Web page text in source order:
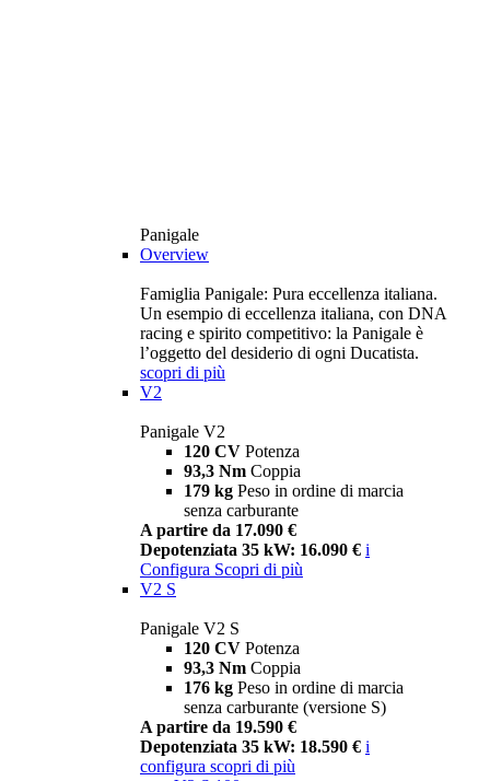
Panigale
Overview
Famiglia Panigale: Pura eccellenza italiana.
Un esempio di eccellenza italiana, con DNA
racing e spirito competitivo: la Panigale è
l’oggetto del desiderio di ogni Ducatista.
scopri di più
V2
Panigale V2
120 CV Potenza
93,3 Nm Coppia
179 kg Peso in ordine di marcia
senza carburante
A partire da 17.090 €
Depotenziata 35 kW: 16.090 € i
Configura Scopri di più
V2 S
Panigale V2 S
120 CV Potenza
93,3 Nm Coppia
176 kg Peso in ordine di marcia
senza carburante (versione S)
A partire da 19.590 €
Depotenziata 35 kW: 18.590 € i
configura scopri di più